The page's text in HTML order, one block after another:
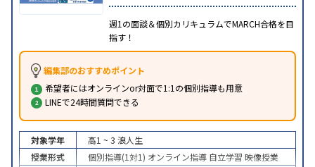
週1の面談＆個別カリキュラムでMARCH合格を目
指す！
編集部のおすすめポイント
希望者にはオンラインor対面で1:1の個別指導も用意
LINEで24時間質問できる
対象学年 高1 ~ 3 浪人生
授業形式
個別指導(1対1) オンライン指導 自立学習 映像授業